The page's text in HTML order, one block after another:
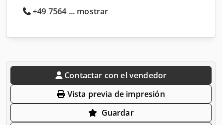
+49 7564 ... mostrar
Contactar con el vendedor
Vista previa de impresión
Guardar